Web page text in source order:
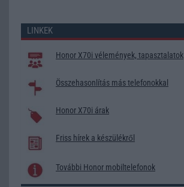
LINKEK
Honor X70i vélemények, tapasztalatok
Összehasonlítás más telefonokkal
Honor X70i árak
Friss hírek a készülékről
További Honor mobiltelefonok